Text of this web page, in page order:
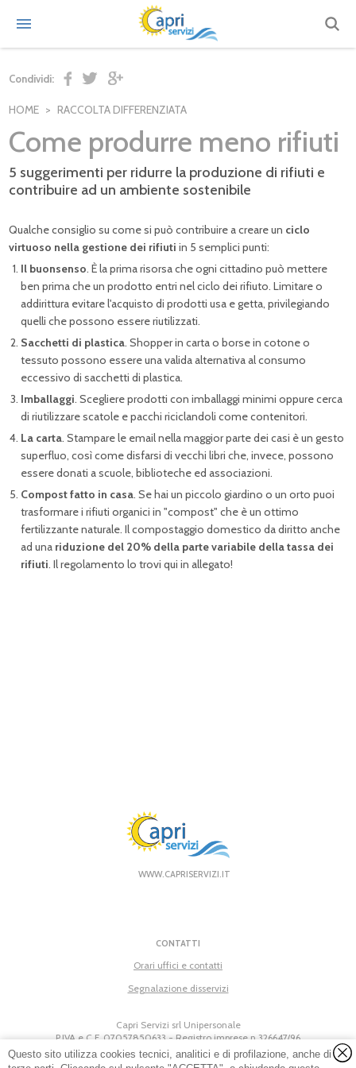
Condividi:
HOME RACCOLTA DIFFERENZIATA
Come produrre meno rifiuti
5 suggerimenti per ridurre la produzione di rifiuti e
contribuire ad un ambiente sostenibile
Qualche consiglio su come si può contribuire a creare un ciclo
virtuoso nella gestione dei rifiuti in 5 semplici punti:
Il buonsenso. È la prima risorsa che ogni cittadino può mettere
ben prima che un prodotto entri nel ciclo dei rifiuto. Limitare o
addirittura evitare l'acquisto di prodotti usa e getta, privilegiando
quelli che possono essere riutilizzati.
Sacchetti di plastica. Shopper in carta o borse in cotone o
tessuto possono essere una valida alternativa al consumo
eccessivo di sacchetti di plastica.
Imballaggi. Scegliere prodotti con imballaggi minimi oppure cerca
di riutilizzare scatole e pacchi riciclandoli come contenitori.
La carta. Stampare le email nella maggior parte dei casi è un gesto
superfluo, così come disfarsi di vecchi libri che, invece, possono
essere donati a scuole, biblioteche ed associazioni.
Compost fatto in casa. Se hai un piccolo giardino o un orto puoi
trasformare i rifiuti organici in "compost" che è un ottimo
fertilizzante naturale. Il compostaggio domestico da diritto anche
ad una riduzione del 20% della parte variabile della tassa dei
rifiuti. Il regolamento lo trovi qui in allegato!
WWW.CAPRISERVIZI.IT
CONTATTI
Orari uffici e contatti
Segnalazione disservizi
Capri Servizi srl Unipersonale
P.IVA e C.F. 07057850633 - Registro imprese n.326647/96
Company info-Privacy Policy -Cookie Policy
© 2026 - Tutti i diritti riservati.
Capri Servizi srl Unipersonale
Questo sito utilizza cookies tecnici, analitici e di profilazione, anche di